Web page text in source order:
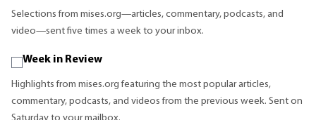
Selections from mises.org—articles, commentary, podcasts, and
video—sent five times a week to your inbox.
Week in Review
Highlights from mises.org featuring the most popular articles,
commentary, podcasts, and videos from the previous week. Sent on